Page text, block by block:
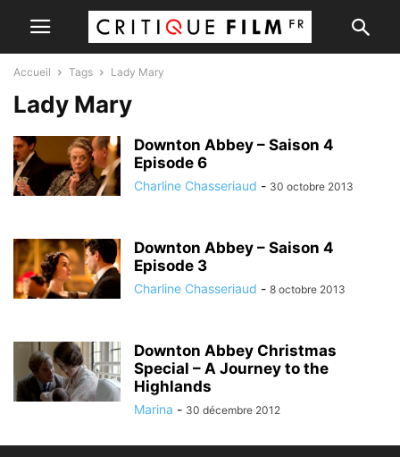
Accueil Tags Lady Mary
Lady Mary
Downton Abbey – Saison 4
Episode 6
Charline Chasseriaud - 30 octobre 2013
Downton Abbey – Saison 4
Episode 3
Charline Chasseriaud - 8 octobre 2013
Downton Abbey Christmas
Special – A Journey to the
Highlands
Marina - 30 décembre 2012